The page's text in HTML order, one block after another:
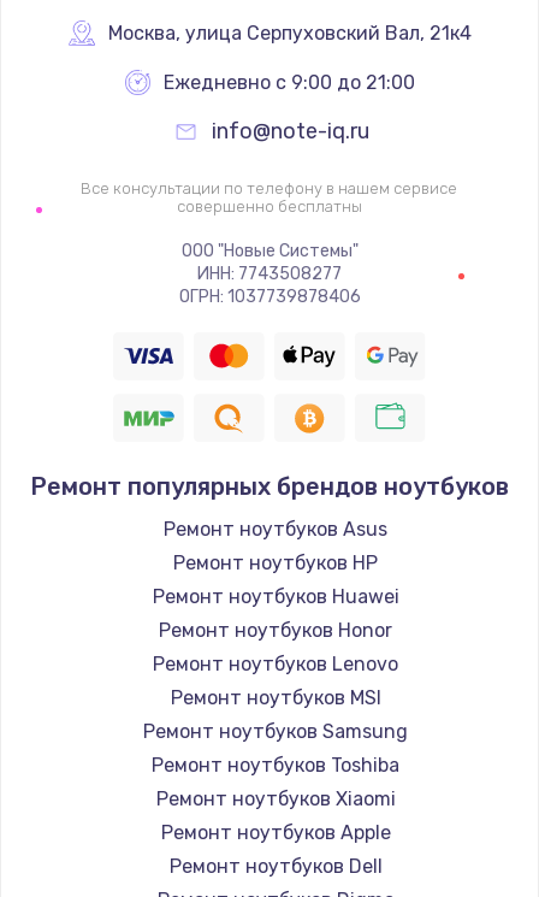
Москва, улица Серпуховский Вал, 21к4
Ежедневно с 9:00 до 21:00
info@note-iq.ru
Все консультации по телефону в нашем сервисе
совершенно бесплатны
ООО "Новые Системы"
ИНН: 7743508277
ОГРН: 1037739878406
Ремонт популярных брендов ноутбуков
Ремонт ноутбуков Asus
Ремонт ноутбуков HP
Ремонт ноутбуков Huawei
Ремонт ноутбуков Honor
Ремонт ноутбуков Lenovo
Ремонт ноутбуков MSI
Ремонт ноутбуков Samsung
Ремонт ноутбуков Toshiba
Ремонт ноутбуков Xiaomi
Ремонт ноутбуков Apple
Ремонт ноутбуков Dell